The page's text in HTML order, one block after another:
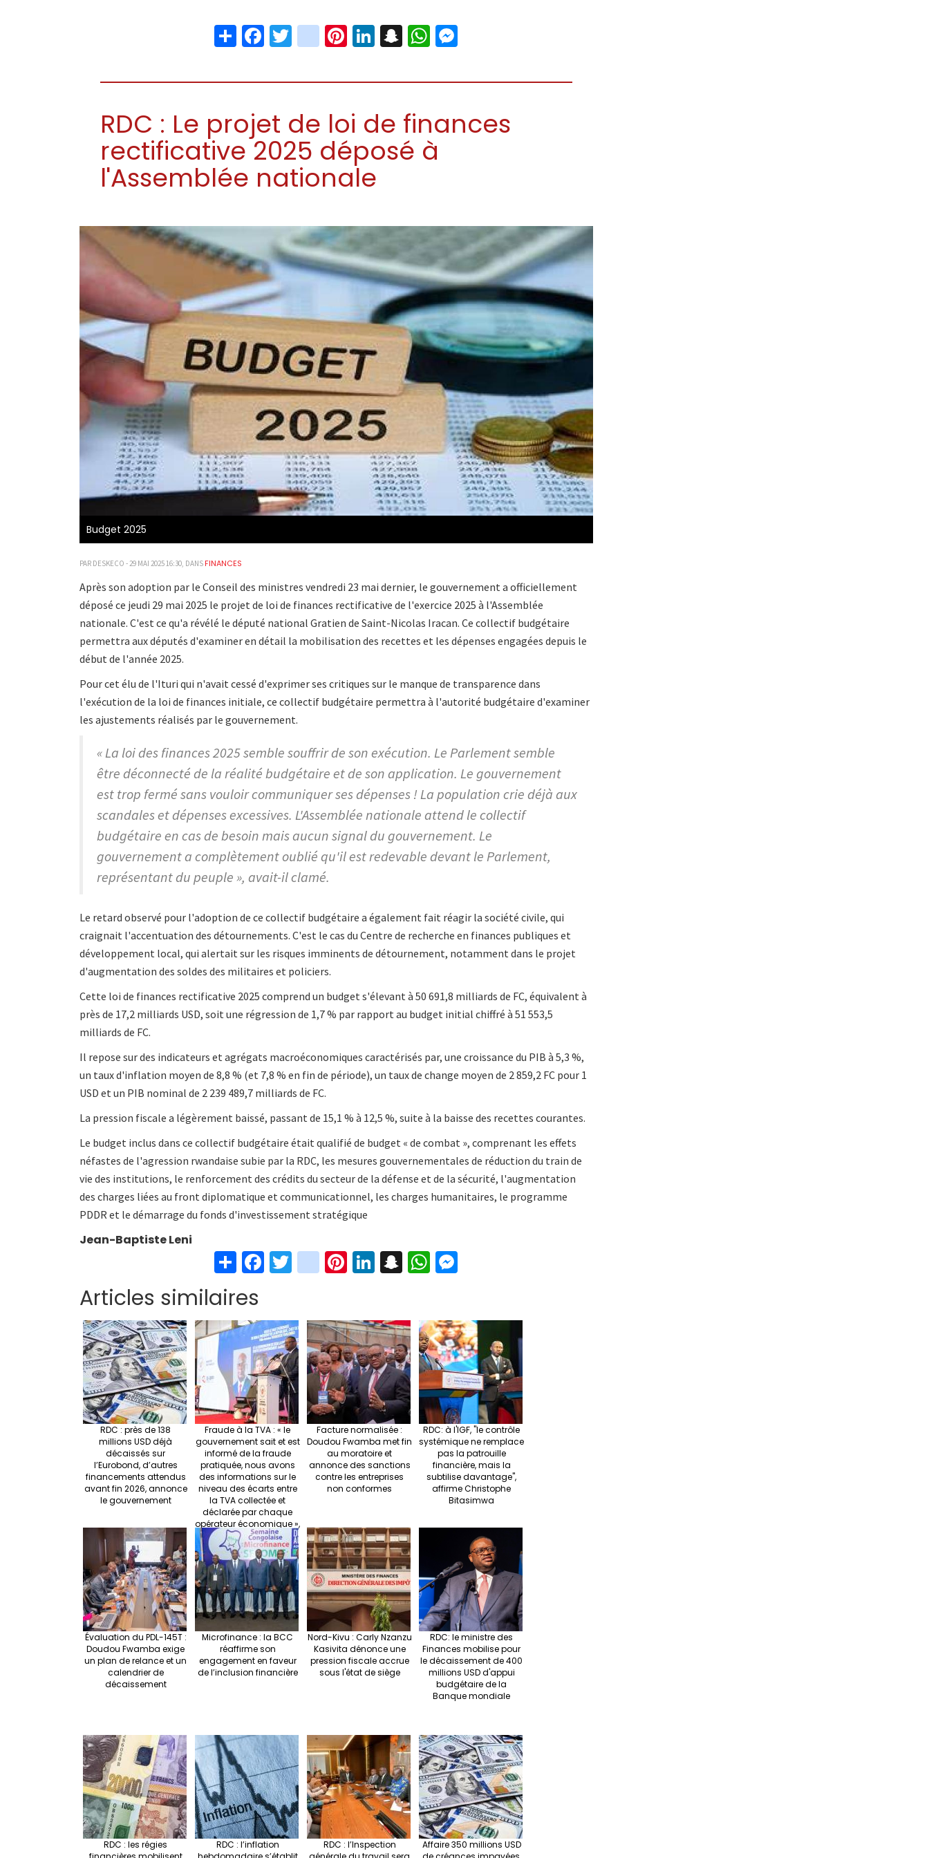
ShareFacebook
Twitter
instagram
Pinterest
LinkedIn
Snapchat
WhatsApp
RDC : Le projet de loi de finances
rectificative 2025 déposé à
l'Assemblée nationale
Budget 2025
PAR DESKECO - 29 MAI 2025 16:30, DANS FINANCES
Après son adoption par le Conseil des ministres vendredi 23 mai dernier, le gouvernement a officiellement
déposé ce jeudi 29 mai 2025 le projet de loi de finances rectificative de l'exercice 2025 à l'Assemblée
nationale. C'est ce qu'a révélé le député national Gratien de Saint-Nicolas Iracan. Ce collectif budgétaire
permettra aux députés d'examiner en détail la mobilisation des recettes et les dépenses engagées depuis le
début de l'année 2025.
Pour cet élu de l'Ituri qui n'avait cessé d'exprimer ses critiques sur le manque de transparence dans
l'exécution de la loi de finances initiale, ce collectif budgétaire permettra à l'autorité budgétaire d'examiner
les ajustements réalisés par le gouvernement.
« La loi des finances 2025 semble souffrir de son exécution. Le Parlement semble
être déconnecté de la réalité budgétaire et de son application. Le gouvernement
est trop fermé sans vouloir communiquer ses dépenses ! La population crie déjà aux
scandales et dépenses excessives. L'Assemblée nationale attend le collectif
budgétaire en cas de besoin mais aucun signal du gouvernement. Le
gouvernement a complètement oublié qu'il est redevable devant le Parlement,
représentant du peuple », avait-il clamé.
Le retard observé pour l'adoption de ce collectif budgétaire a également fait réagir la société civile, qui
craignait l'accentuation des détournements. C'est le cas du Centre de recherche en finances publiques et
développement local, qui alertait sur les risques imminents de détournement, notamment dans le projet
d'augmentation des soldes des militaires et policiers.
Cette loi de finances rectificative 2025 comprend un budget s'élevant à 50 691,8 milliards de FC, équivalent à
près de 17,2 milliards USD, soit une régression de 1,7 % par rapport au budget initial chiffré à 51 553,5
milliards de FC.
Il repose sur des indicateurs et agrégats macroéconomiques caractérisés par, une croissance du PIB à 5,3 %,
un taux d'inflation moyen de 8,8 % (et 7,8 % en fin de période), un taux de change moyen de 2 859,2 FC pour 1
USD et un PIB nominal de 2 239 489,7 milliards de FC.
La pression fiscale a légèrement baissé, passant de 15,1 % à 12,5 %, suite à la baisse des recettes courantes.
Le budget inclus dans ce collectif budgétaire était qualifié de budget « de combat », comprenant les effets
néfastes de l'agression rwandaise subie par la RDC, les mesures gouvernementales de réduction du train de
vie des institutions, le renforcement des crédits du secteur de la défense et de la sécurité, l'augmentation
des charges liées au front diplomatique et communicationnel, les charges humanitaires, le programme
PDDR et le démarrage du fonds d'investissement stratégique
Jean-Baptiste Leni
S
h
ar
e
Fa
ce
o
o
k
T
wi
er
in
st
ra
m
Pi
nt
es
t
Li
n
dI
n
S
n
pc
h
at
W
h
sA
p
p
n
ge
r
Articles similaires
RDC : près de 138
millions USD déjà
décaissés sur
l’Eurobond, d’autres
financements attendus
avant fin 2026, annonce
le gouvernement
Fraude à la TVA : « le
gouvernement sait et est
informé de la fraude
pratiquée, nous avons
des informations sur le
niveau des écarts entre
la TVA collectée et
déclarée par chaque
opérateur économique »,
Doudou Fwamba
Facture normalisée :
Doudou Fwamba met fin
au moratoire et
annonce des sanctions
contre les entreprises
non conformes
RDC: à l'IGF, "le contrôle
systémique ne remplace
pas la patrouille
financière, mais la
subtilise davantage",
affirme Christophe
Bitasimwa
Évaluation du PDL-145T :
Doudou Fwamba exige
un plan de relance et un
calendrier de
décaissement
Microfinance : la BCC
réaffirme son
engagement en faveur
de l’inclusion financière
Nord-Kivu : Carly Nzanzu
Kasivita dénonce une
pression fiscale accrue
sous l'état de siège
RDC: le ministre des
Finances mobilise pour
le décaissement de 400
millions USD d'appui
budgétaire de la
Banque mondiale
RDC : les régies
RDC : l’inflation
RDC : l’Inspection
Affaire 350 millions USD